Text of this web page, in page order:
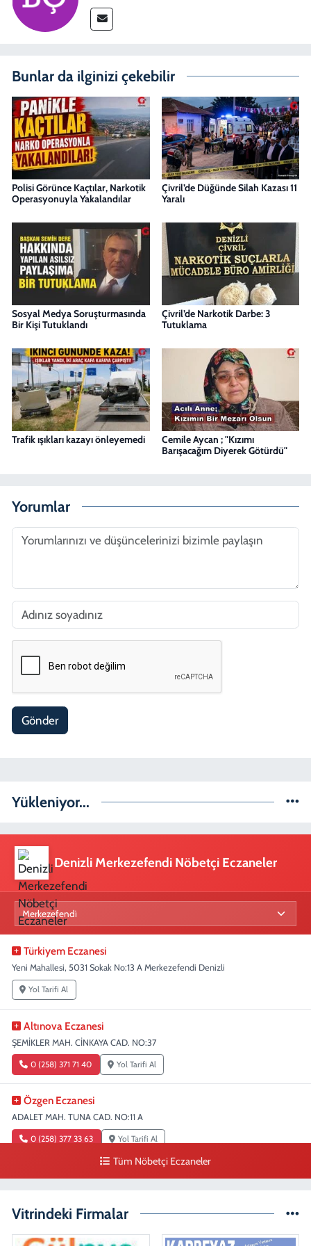
Bunlar da ilginizi çekebilir
Polisi Görünce Kaçtılar, Narkotik
Operasyonuyla Yakalandılar
Çivril’de Düğünde Silah Kazası 11
Yaralı
Sosyal Medya Soruşturmasında
Bir Kişi Tutuklandı
Çivril’de Narkotik Darbe: 3
Tutuklama
Trafik ışıkları kazayı önleyemedi
Cemile Aycan ; "Kızımı
Barışacağım Diyerek Götürdü"
Yorumlar
Gönder
Yükleniyor...
Denizli Merkezefendi Nöbetçi Eczaneler
Türkiyem Eczanesi
Yeni Mahallesi, 5031 Sokak No:13 A Merkezefendi Denizli
Yol Tarifi Al
Altınova Eczanesi
ŞEMİKLER MAH. CİNKAYA CAD. NO:37
0 (258) 371 71 40 Yol Tarifi Al
Özgen Eczanesi
ADALET MAH. TUNA CAD. NO:11 A
0 (258) 377 33 63 Yol Tarifi Al
Tüm Nöbetçi Eczaneler
Vitrindeki Firmalar